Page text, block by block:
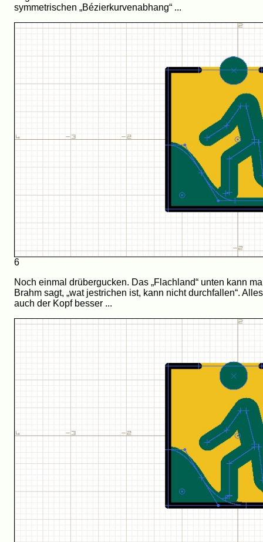
symmetrischen „Bézierkurvenabhang“ ...
6
Noch einmal drübergucken. Das „Flachland“ unten kann
Brahm sagt, „wat jestrichen ist, kann nicht durchfallen“.
auch der Kopf besser ...